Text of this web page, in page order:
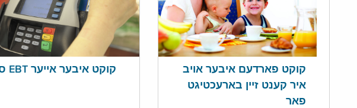
קוקט איבער אייער EBT סומע
קוקט פארדעם איבער אויב
איר קענט זיין בארעכטיגט
פאר